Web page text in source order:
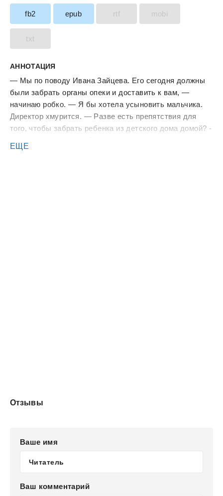
fb2 epub rtf mobi
txt
АННОТАЦИЯ
— Мы по поводу Ивана Зайцева. Его сегодня должны
были забрать органы опеки и доставить к вам, —
начинаю робко. — Я бы хотела усыновить мальчика.
Директор хмурится. — Разве есть препятствия для
того, чтобы забрать ребенка из детского дома домой? -
волнуйтесь. Я врач, ответственный работник
ЕЩЕ
Отзывы
Ваше имя
Ваш комментарий